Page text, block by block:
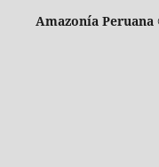
Amazonía Peruana